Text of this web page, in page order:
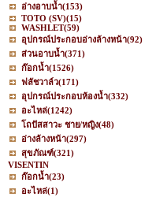
อ่างอาบน้ำ(153)
TOTO (SV)(15)
WASHLET(59)
อุปกรณ์ประกอบอ่างล้างหน้า(92)
ส่วนอาบน้ำ(371)
ก๊อกน้ำ(1526)
ฟลัชวาล์ว(171)
อุปกรณ์ประกอบห้องน้ำ(332)
อะไหล่(1242)
โถปัสสาวะ ชาย/หญิง(48)
อ่างล้างหน้า(297)
สุขภัณฑ์(321)
VISENTIN
ก๊อกน้ำ(23)
อะไหล่(1)